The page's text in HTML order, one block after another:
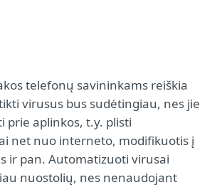
telefonų savininkams reiškia
virusus bus sudėtingiau, nes jie
prie aplinkos, t.y. plisti
net nuo interneto, modifikuotis į
ir pan. Automatizuoti virusai
nuostolių, nes nenaudojant